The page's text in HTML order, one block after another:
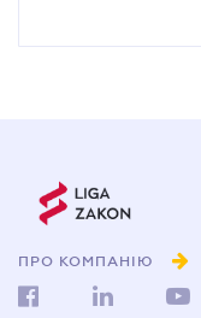
ПРО КОМПАНІЮ